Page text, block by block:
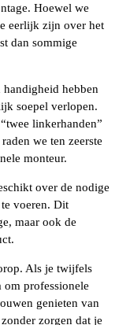
Hoewel we
eerlijk zijn over het
dan sommige
hebben
soepel verlopen.
linkerhanden”
we ten zeerste
monteur.
over de nodige
voeren. Dit
maar ook de
Als je twijfels
om professionele
genieten van
zorgen dat je